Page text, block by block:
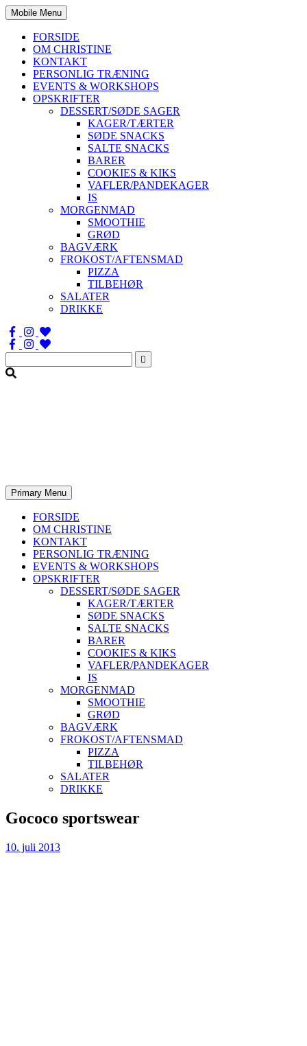
Mobile Menu
FORSIDE
OM CHRISTINE
KONTAKT
PERSONLIG TRÆNING
EVENTS & WORKSHOPS
OPSKRIFTER
DESSERT/SØDE SAGER
KAGER/TÆRTER
SØDE SNACKS
SALTE SNACKS
BARER
COOKIES & KIKS
VAFLER/PANDEKAGER
IS
MORGENMAD
SMOOTHIE
GRØD
BAGVÆRK
FROKOST/AFTENSMAD
PIZZA
TILBEHØR
SALATER
DRIKKE
Søg
efter:
Primary Menu
FORSIDE
OM CHRISTINE
KONTAKT
PERSONLIG TRÆNING
EVENTS & WORKSHOPS
OPSKRIFTER
DESSERT/SØDE SAGER
KAGER/TÆRTER
SØDE SNACKS
SALTE SNACKS
BARER
COOKIES & KIKS
VAFLER/PANDEKAGER
IS
MORGENMAD
SMOOTHIE
GRØD
BAGVÆRK
FROKOST/AFTENSMAD
PIZZA
TILBEHØR
SALATER
DRIKKE
Skip
to
Gococo sportswear
10. juli 2013